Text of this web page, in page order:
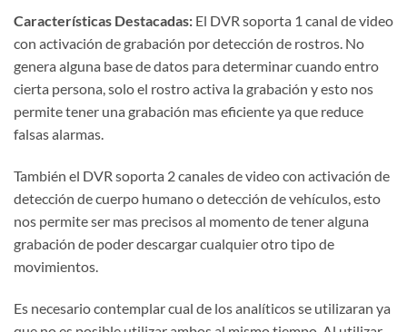
Características Destacadas: El DVR soporta 1 canal de video
con activación de grabación por detección de rostros. No
genera alguna base de datos para determinar cuando entro
cierta persona, solo el rostro activa la grabación y esto nos
permite tener una grabación mas eficiente ya que reduce
falsas alarmas.
También el DVR soporta 2 canales de video con activación de
detección de cuerpo humano o detección de vehículos, esto
nos permite ser mas precisos al momento de tener alguna
grabación de poder descargar cualquier otro tipo de
movimientos.
Es necesario contemplar cual de los analíticos se utilizaran ya